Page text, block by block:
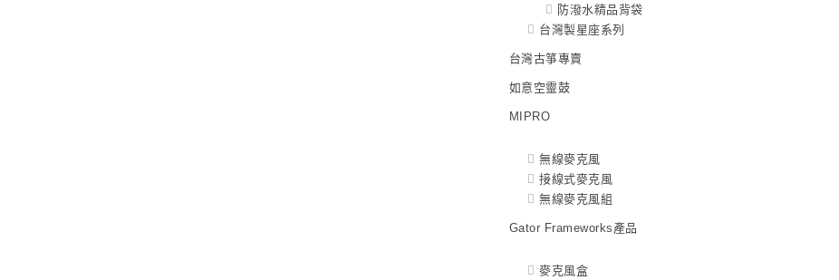
防潑水精品背袋
台灣製星座系列
台灣古箏專賣
如意空靈鼓
MIPRO
無線麥克風
接線式麥克風
無線麥克風組
Gator Frameworks產品
麥克風盒